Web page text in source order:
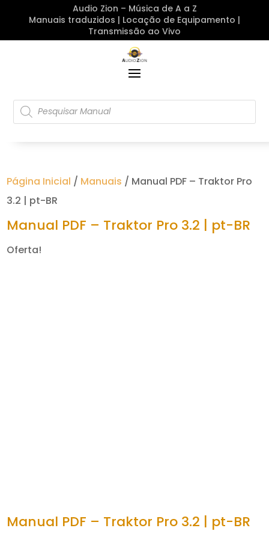
Audio Zion – Música de A a Z
Manuais traduzidos | Locação de Equipamento |
Transmissão ao Vivo
Pesquisar
produtos
Página Inicial / Manuais / Manual PDF – Traktor Pro
3.2 | pt-BR
Manual PDF – Traktor Pro 3.2 | pt-BR
Oferta!
Manual PDF – Traktor Pro 3.2 | pt-BR